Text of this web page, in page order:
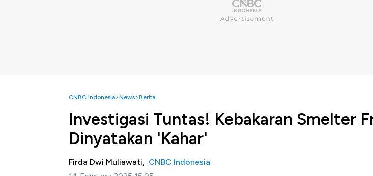
CNBC Indonesia News Berita
Investigasi Tuntas! Kebakaran Smelter
Dinyatakan 'Kahar'
Firda Dwi Muliawati, CNBC Indonesia